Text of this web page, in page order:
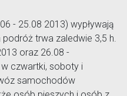
- 25.08 2013) wypływają
trwa zaledwie 3,5 h.
oraz 26.08 -
czwartki, soboty i
samochodów